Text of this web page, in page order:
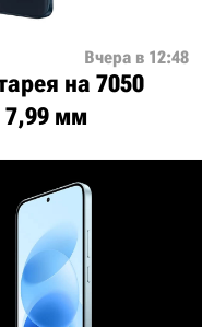
Вчера в 12:48
на 7050
7,99 мм